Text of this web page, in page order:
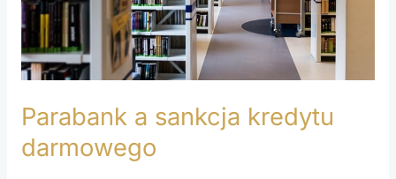
Parabank a sankcja kredytu
darmowego